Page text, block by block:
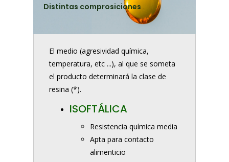
Distintas comprosiciones
El medio (agresividad química,
temperatura, etc ...), al que se someta
el producto determinará la clase de
resina (*).
ISOFTÁLICA
Resistencia química media
Apta para contacto
alimenticio